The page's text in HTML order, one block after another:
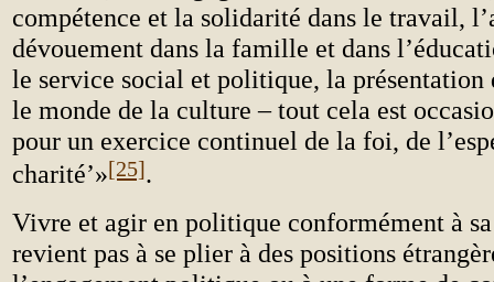
compétence et la solidarité dans le travail,
dévouement dans la famille et dans
le service social et politique, la présentation
le monde de la culture – tout cela est
pour un exercice continuel de la foi, de
charité’»[25].
Vivre et agir en politique conformément à
revient pas à se plier à des positions